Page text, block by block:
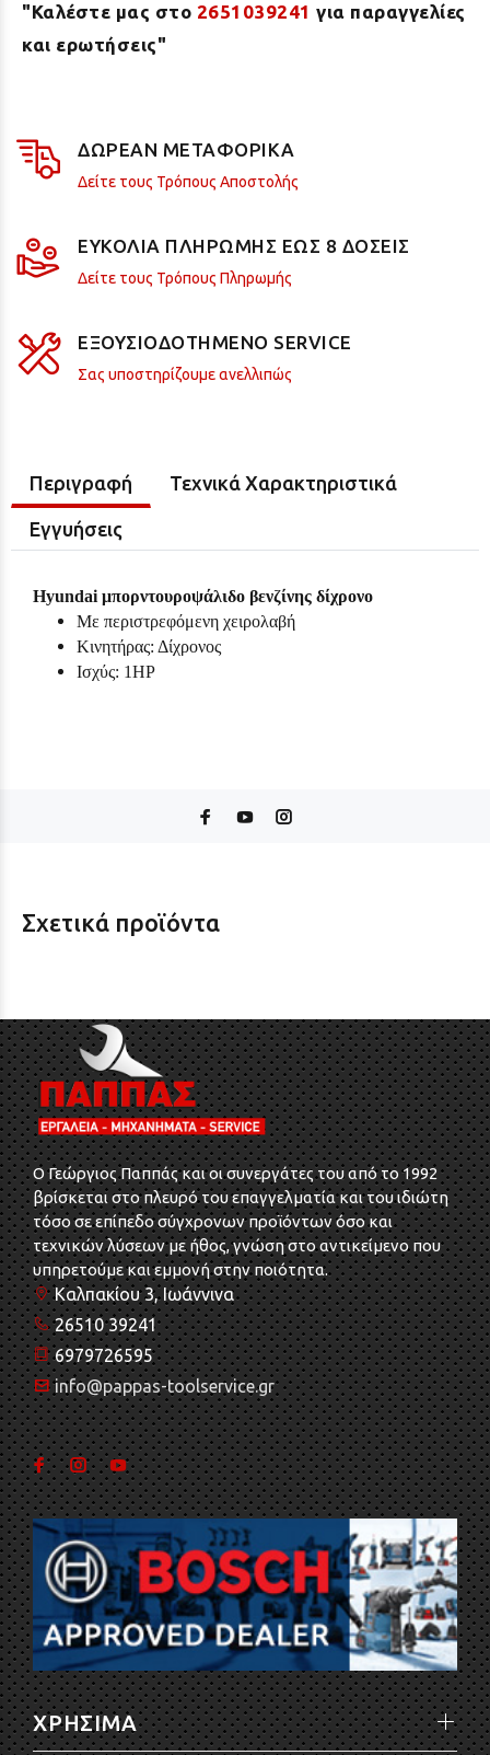
"Καλέστε μας στο 2651039241 για παραγγελίες
και ερωτήσεις"
ΔΩΡΕΑΝ ΜΕΤΑΦΟΡΙΚΑ
Δείτε τους Τρόπους Αποστολής
ΕΥΚΟΛΙΑ ΠΛΗΡΩΜΗΣ ΕΩΣ 8 ΔΟΣΕΙΣ
Δείτε τους Τρόπους Πληρωμής
ΕΞΟΥΣΙΟΔΟΤΗΜΕΝΟ SERVICE
Σας υποστηρίζουμε ανελλιπώς
Περιγραφή Τεχνικά Χαρακτηριστικά
Εγγυήσεις
Hyundai μπορντουροψάλιδο βενζίνης δίχρονο
Με περιστρεφόμενη χειρολαβή
Κινητήρας: Δίχρονος
Ισχύς: 1HP
Σχετικά προϊόντα
O Γεώργιος Παππάς και οι συνεργάτες του από το 1992
βρίσκεται στο πλευρό του επαγγελματία και του ιδιώτη
τόσο σε επίπεδο σύγχρονων προϊόντων όσο και
τεχνικών λύσεων με ήθος, γνώση στο αντικείμενο που
υπηρετούμε και εμμονή στην ποιότητα.
Καλπακίου 3, Ιωάννινα
26510 39241
6979726595
info@pappas-toolservice.gr
ΧΡΗΣΙΜΑ